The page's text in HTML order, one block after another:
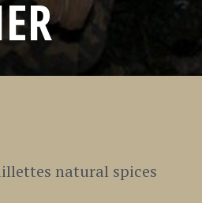
natural spices